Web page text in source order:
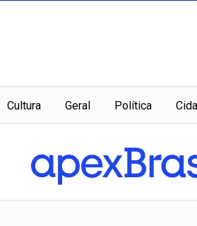
Cultura Geral Política